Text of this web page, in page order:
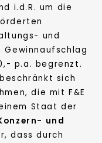
i.d.R. um die
und
p.a. begrenzt.
beschränkt sich
die mit F&E
Staat der
und
dass durch